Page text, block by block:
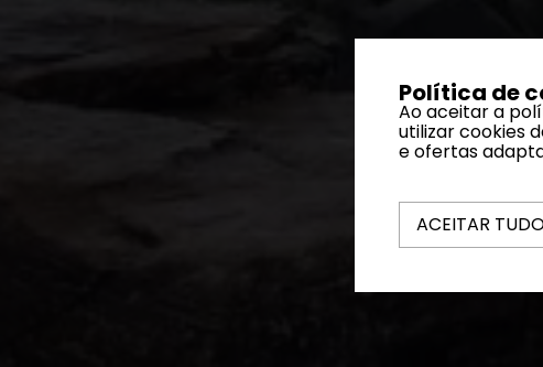
Política de
Ao aceitar a
utilizar cookies
e ofertas
ACEITAR